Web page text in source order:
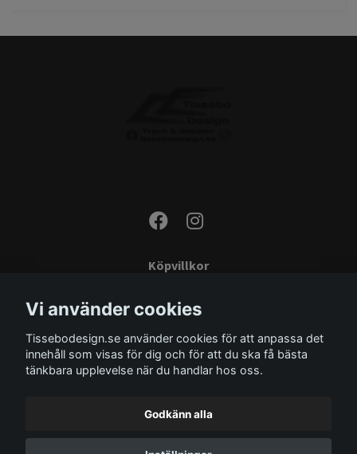
Köpvillkor
Monteringsinstruktioner
Miljö
Storleksguide
Vi använder cookies
Tissebodesign.se använder cookies för att anpassa det
innehåll som visas för dig och för att du ska få bästa
tänkbara upplevelse när du handlar hos oss.
Godkänn alla